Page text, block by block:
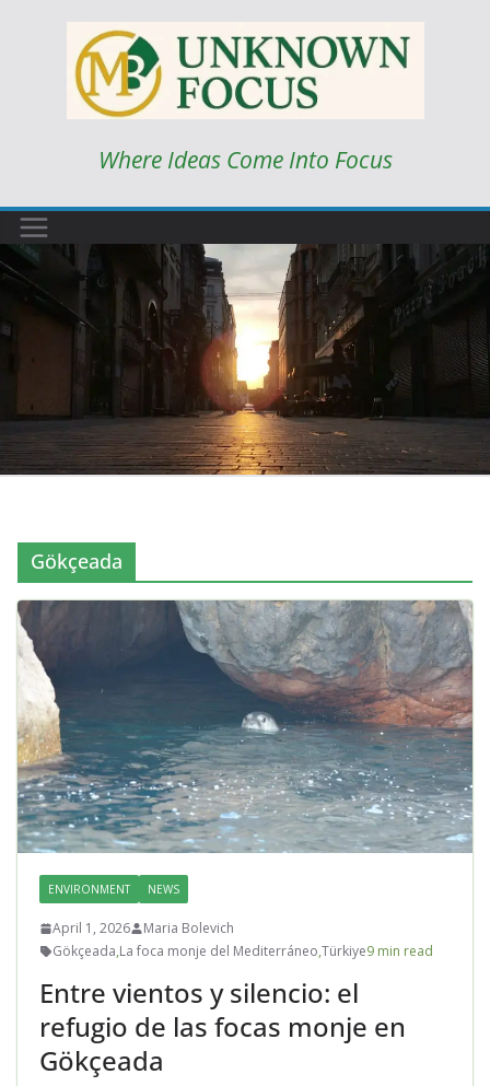
Where Ideas Come Into Focus
Gökçeada
ENVIRONMENT NEWS
April 1, 2026
Maria Bolevich
Gökçeada,La foca monje del Mediterráneo,Türkiye9 min read
Entre vientos y silencio: el
refugio de las focas monje en
Gökçeada